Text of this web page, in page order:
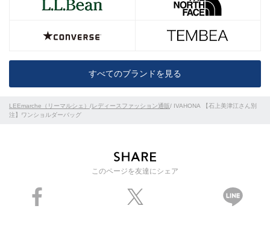
このページを友達にシェア
すべてのブランドを見る
LEEmarche（リーマルシェ） /レディースファッション通販/ IVAHONA 【石上美津江さん別
注】ワンショルダーバッグ